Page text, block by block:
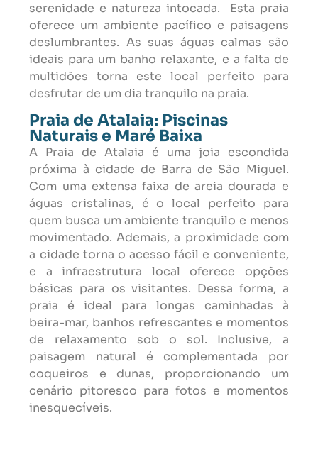
serenidade e natureza intocada. Esta praia
oferece um ambiente pacífico e paisagens
deslumbrantes. As suas águas calmas são
ideais para um banho relaxante, e a falta de
multidões torna este local perfeito para
desfrutar de um dia tranquilo na praia.
Praia de Atalaia: Piscinas
Naturais e Maré Baixa
A Praia de Atalaia é uma joia escondida
próxima à cidade de Barra de São Miguel.
Com uma extensa faixa de areia dourada e
águas cristalinas, é o local perfeito para
quem busca um ambiente tranquilo e menos
movimentado. Ademais, a proximidade com
a cidade torna o acesso fácil e conveniente,
e a infraestrutura local oferece opções
básicas para os visitantes. Dessa forma, a
praia é ideal para longas caminhadas à
beira-mar, banhos refrescantes e momentos
de relaxamento sob o sol. Inclusive, a
paisagem natural é complementada por
coqueiros e dunas, proporcionando um
cenário pitoresco para fotos e momentos
inesquecíveis.